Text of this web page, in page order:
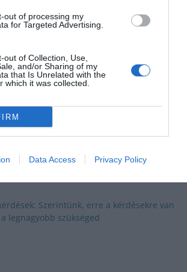
out of processing my
for Targeted Advertising.
out of Collection, Use,
and/or Sharing of my
that Is Unrelated with the
which it was collected.
Data Access Privacy Policy
kvíz: Megbirkózol ezekkel a kérdésekkel?
ezekkel az érdekes
Szerintünk, erre a kérdésekre van
legnagyobb szükséged